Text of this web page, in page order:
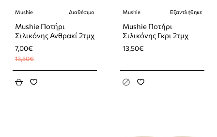
-48%
Mushie Διαθέσιμο
Mushie Ποτήρι
Σιλικόνης Ανθρακί 2τμχ
7,00€
13,50€
Εξαντλήθηκε
Mushie Εξαντλήθηκε
Mushie Ποτήρι
Σιλικόνης Γκρι 2τμχ
13,50€